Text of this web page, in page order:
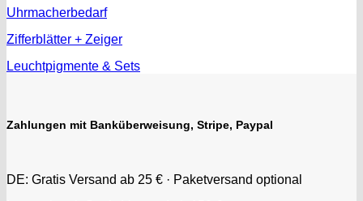
Uhrmacherbedarf
Zifferblätter + Zeiger
Leuchtpigmente & Sets
Zahlungen mit Banküberweisung, Stripe, Paypal
DE: Gratis Versand ab 25 € · Paketversand optional